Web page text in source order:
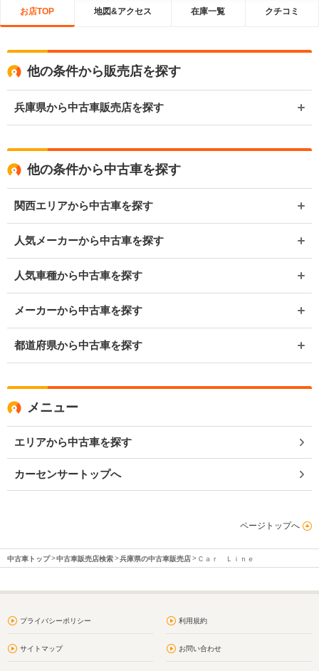
お店TOP 地図&アクセス 在庫一覧 クチコミ
他の条件から販売店を探す
兵庫県から中古車販売店を探す
他の条件から中古車を探す
関西エリアから中古車を探す
人気メーカーから中古車を探す
人気車種から中古車を探す
メーカーから中古車を探す
都道府県から中古車を探す
メニュー
エリアから中古車を探す
カーセンサートップへ
ページトップへ
中古車トップ 中古車販売店検索 兵庫県の中古車販売店 Ｃａｒ Ｌｉｎｅ
プライバシーポリシー 利用規約
サイトマップ お問い合わせ